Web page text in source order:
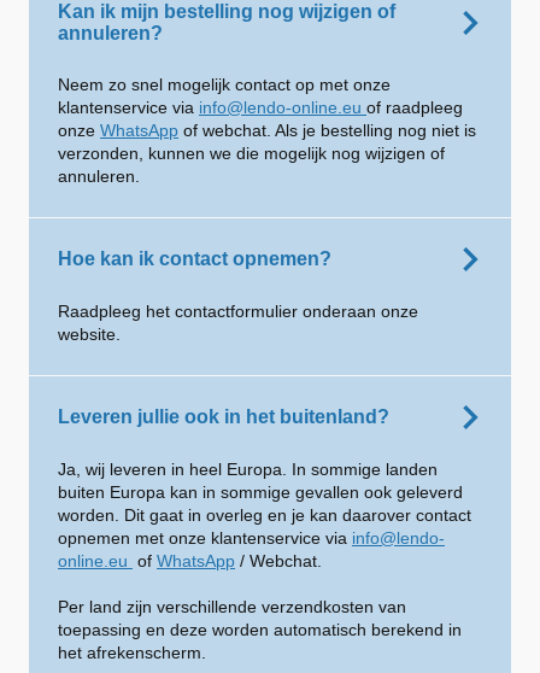
Kan ik mijn bestelling nog wijzigen of
annuleren?
Neem zo snel mogelijk contact op met onze
klantenservice via info@lendo-online.eu of raadpleeg
onze WhatsApp of webchat. Als je bestelling nog niet is
verzonden, kunnen we die mogelijk nog wijzigen of
annuleren.
Hoe kan ik contact opnemen?
Raadpleeg het contactformulier onderaan onze
website.
Leveren jullie ook in het buitenland?
Ja, wij leveren in heel Europa. In sommige landen
buiten Europa kan in sommige gevallen ook geleverd
worden. Dit gaat in overleg en je kan daarover contact
opnemen met onze klantenservice via info@lendo-
online.eu of WhatsApp / Webchat.
Per land zijn verschillende verzendkosten van
toepassing en deze worden automatisch berekend in
het afrekenscherm.